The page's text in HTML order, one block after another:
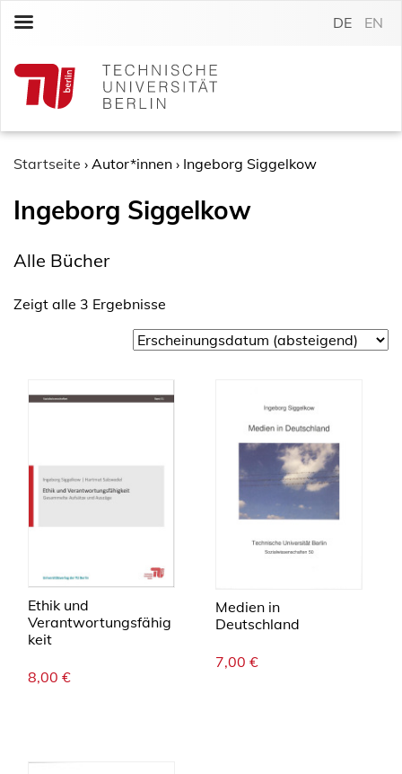
c
DE EN
Startseite › Autor*innen › Ingeborg Siggelkow
Ingeborg Siggelkow
Alle Bücher
Zeigt alle 3 Ergebnisse
Ethik und
Verantwortungsfähig
keit
8,00 €
Medien in
Deutschland
7,00 €